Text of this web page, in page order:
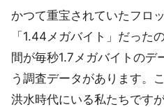
かつて重宝されていたフロ
「1.44メガバイト」だった
間が毎秒1.7メガバイトのデ
う調査データがあります。
洪水時代にいる私たちです